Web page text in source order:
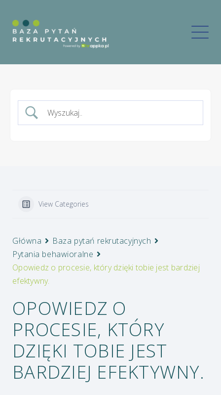
View Categories
Główna
Baza pytań rekrutacyjnych
Pytania behawioralne
Opowiedz o procesie, który dzięki tobie jest bardziej
efektywny.
OPOWIEDZ O
PROCESIE, KTÓRY
DZIĘKI TOBIE JEST
BARDZIEJ EFEKTYWNY.